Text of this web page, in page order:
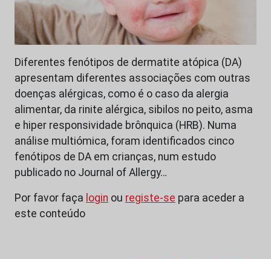
Diferentes fenótipos de dermatite atópica (DA)
apresentam diferentes associações com outras
doenças alérgicas, como é o caso da alergia
alimentar, da rinite alérgica, sibilos no peito, asma
e hiper responsividade brônquica (HRB). Numa
análise multiómica, foram identificados cinco
fenótipos de DA em crianças, num estudo
publicado no Journal of Allergy…
Por favor faça login ou registe-se para aceder a
este conteúdo